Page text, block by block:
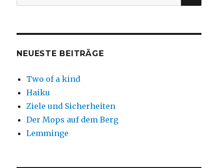
nach:
NEUESTE BEITRÄGE
Two of a kind
Haiku
Ziele und Sicherheiten
Der Mops auf dem Berg
Lemminge